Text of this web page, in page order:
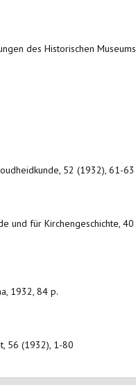
des Historischen Museums
52 (1932), 61-63
und für Kirchengeschichte, 40
1932, 84 p.
56 (1932), 1-80